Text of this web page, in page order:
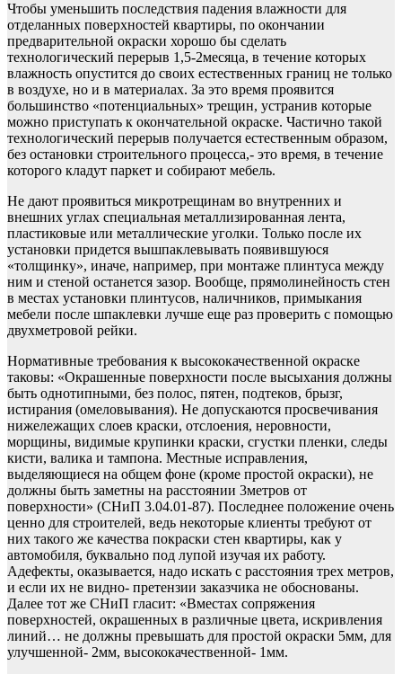
Чтобы уменьшить последствия падения влажности для
отделанных поверхностей квартиры, по окончании
предварительной окраски хорошо бы сделать
технологический перерыв 1,5-2месяца, в течение которых
влажность опустится до своих естественных границ не только
в воздухе, но и в материалах. За это время проявится
большинство «потенциальных» трещин, устранив которые
можно приступать к окончательной окраске. Частично такой
технологический перерыв получается естественным образом,
без остановки строительного процесса,- это время, в течение
которого кладут паркет и собирают мебель.
Не дают проявиться микротрещинам во внутренних и
внешних углах специальная металлизированная лента,
пластиковые или металлические уголки. Только после их
установки придется вышпаклевывать появившуюся
«толщинку», иначе, например, при монтаже плинтуса между
ним и стеной останется зазор. Вообще, прямолинейность стен
в местах установки плинтусов, наличников, примыкания
мебели после шпаклевки лучше еще раз проверить с помощью
двухметровой рейки.
Нормативные требования к высококачественной окраске
таковы: «Окрашенные поверхности после высыхания должны
быть однотипными, без полос, пятен, подтеков, брызг,
истирания (омеловывания). Не допускаются просвечивания
нижележащих слоев краски, отслоения, неровности,
морщины, видимые крупинки краски, сгустки пленки, следы
кисти, валика и тампона. Местные исправления,
выделяющиеся на общем фоне (кроме простой окраски), не
должны быть заметны на расстоянии 3метров от
поверхности» (СНиП 3.04.01-87). Последнее положение очень
ценно для строителей, ведь некоторые клиенты требуют от
них такого же качества покраски стен квартиры, как у
автомобиля, буквально под лупой изучая их работу.
Адефекты, оказывается, надо искать с расстояния трех метров,
и если их не видно- претензии заказчика не обоснованы.
Далее тот же СНиП гласит: «Вместах сопряжения
поверхностей, окрашенных в различные цвета, искривления
линий… не должны превышать для простой окраски 5мм, для
улучшенной- 2мм, высококачественной- 1мм.